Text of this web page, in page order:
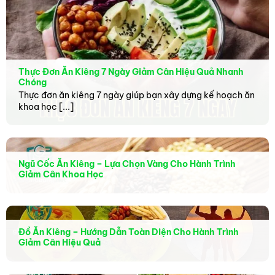
mỡ bụng hiệu quả theo kế hoạch chuyên sâu và
khoa học
Chạy bộ, đạp xe hay bơi lội là những hình thức vận
động giúp nhịp tim tăng cao và giải phóng calo
hiệu quả trên toàn bộ cơ thể. Khi cơ thể vận động
Thực Đơn Ăn Kiêng 7 Ngày Giảm Cân Hiệu Quả Nhanh
Chóng
Thực đơn ăn kiêng 7 ngày giúp bạn xây dựng kế hoạch ăn
khoa học [...]
Ngũ Cốc Ăn Kiêng – Lựa Chọn Vàng Cho Hành Trình
Giảm Cân Khoa Học
Đồ Ăn Kiêng – Hướng Dẫn Toàn Diện Cho Hành Trình
Giảm Cân Hiệu Quả